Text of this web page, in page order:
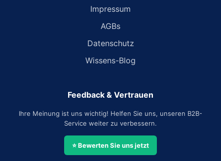
Impressum
AGBs
Datenschutz
Wissens-Blog
Feedback & Vertrauen
Ihre Meinung ist uns wichtig! Helfen Sie uns, unseren B2B-
Service weiter zu verbessern.
⭐ Bewerten Sie uns jetzt